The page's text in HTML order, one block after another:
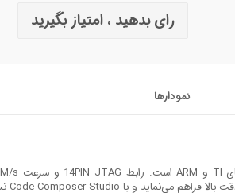
رای بدهید ، امتیاز بگیرید
نمودارها